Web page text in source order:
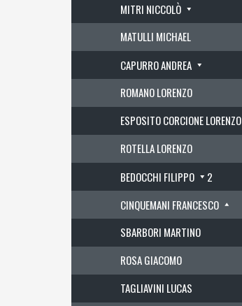
MITRI NICCOLÒ
MATULLI MICHAEL
CAPURRO ANDREA
ROMANO LORENZO
ESPOSITO CORCIONE LORENZO
ROTELLA LORENZO
BEDOCCHI FILIPPO
2
CINQUEMANI FRANCESCO
SBARBORI MARTINO
ROSA GIACOMO
TAGLIAVINI LUCAS